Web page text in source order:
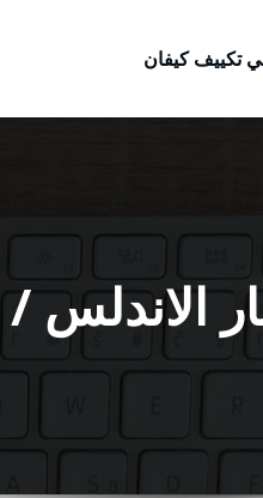
تكييف كيفان
/ معلم نجار شاطر ورخيص